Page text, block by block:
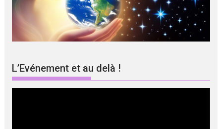
L’Evénement et au delà !